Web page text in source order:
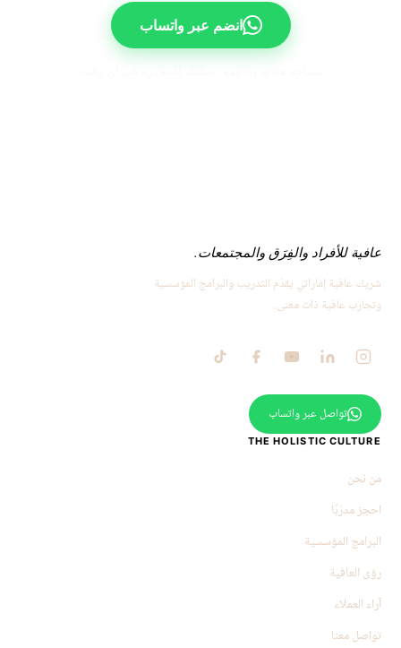
انضم عبر واتساب
عافية للأفراد والفِرَق والمجتمعات.
شريك عافية إماراتي يقدّم التدريب والبرامج المؤسسية
وتجارب عافية ذات معنى.
تواصل عبر واتساب
THE HOLISTIC CULTURE
من نحن
احجز مدرّبًا
البرامج المؤسسية
رؤى العافية
آراء العملاء
تواصل معنا